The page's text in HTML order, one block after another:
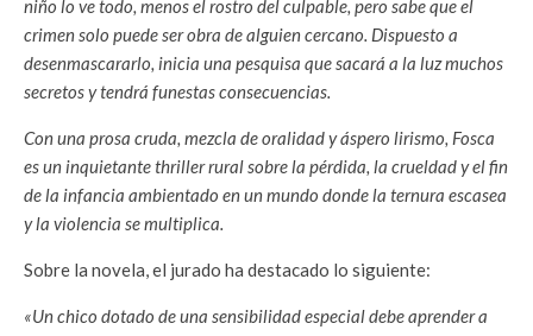
niño lo ve todo, menos el rostro del culpable, pero sabe que el
crimen solo puede ser obra de alguien cercano. Dispuesto a
desenmascararlo, inicia una pesquisa que sacará a la luz muchos
secretos y tendrá funestas consecuencias.
Con una prosa cruda, mezcla de oralidad y áspero lirismo, Fosca
es un inquietante thriller rural sobre la pérdida, la crueldad y el fin
de la infancia ambientado en un mundo donde la ternura escasea
y la violencia se multiplica.
Sobre la novela, el jurado ha destacado lo siguiente:
«Un chico dotado de una sensibilidad especial debe aprender a